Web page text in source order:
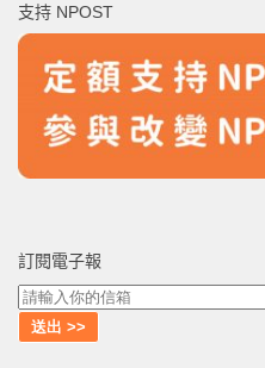
字:
支持 NPOST
訂閱電子報